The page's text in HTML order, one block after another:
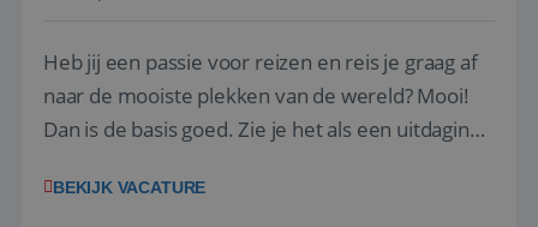
Heb jij een passie voor reizen en reis je graag af
naar de mooiste plekken van de wereld? Mooi!
Dan is de basis goed. Zie je het als een uitdaging
het samenstellen en boeken van de perfecte
BEKIJK VACATURE